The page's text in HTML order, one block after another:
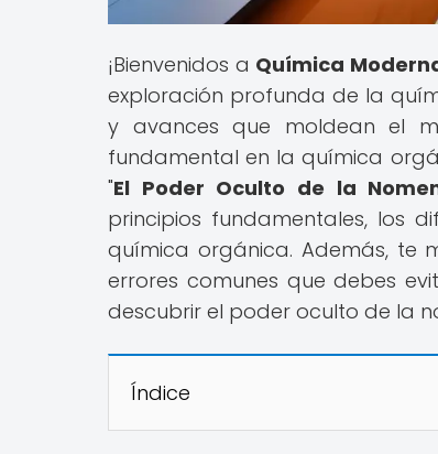
¡Bienvenidos a Química
exploración profunda de la
y avances que moldean el
fundamental en la química
"El Poder Oculto de la
principios fundamentales, los
química orgánica. Además, te
errores comunes que debes
descubrir el poder oculto de la
Índice